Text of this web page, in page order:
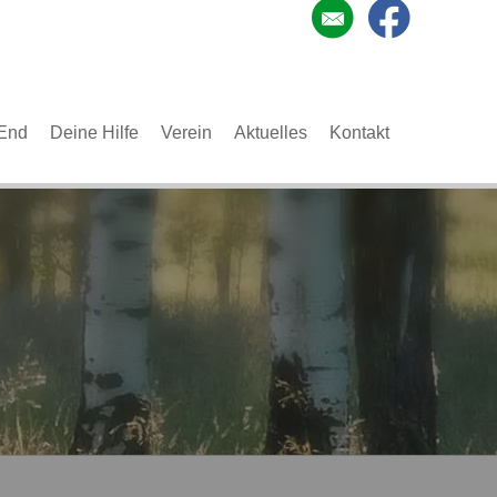
Deine Hilfe Verein Aktuelles Kontakt